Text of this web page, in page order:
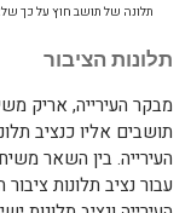
תלונה של תושב חוץ על כך
תלונות הציבור
מבקר העירייה, אריק
תושבים אליו כנציב
העירייה. בין השאר